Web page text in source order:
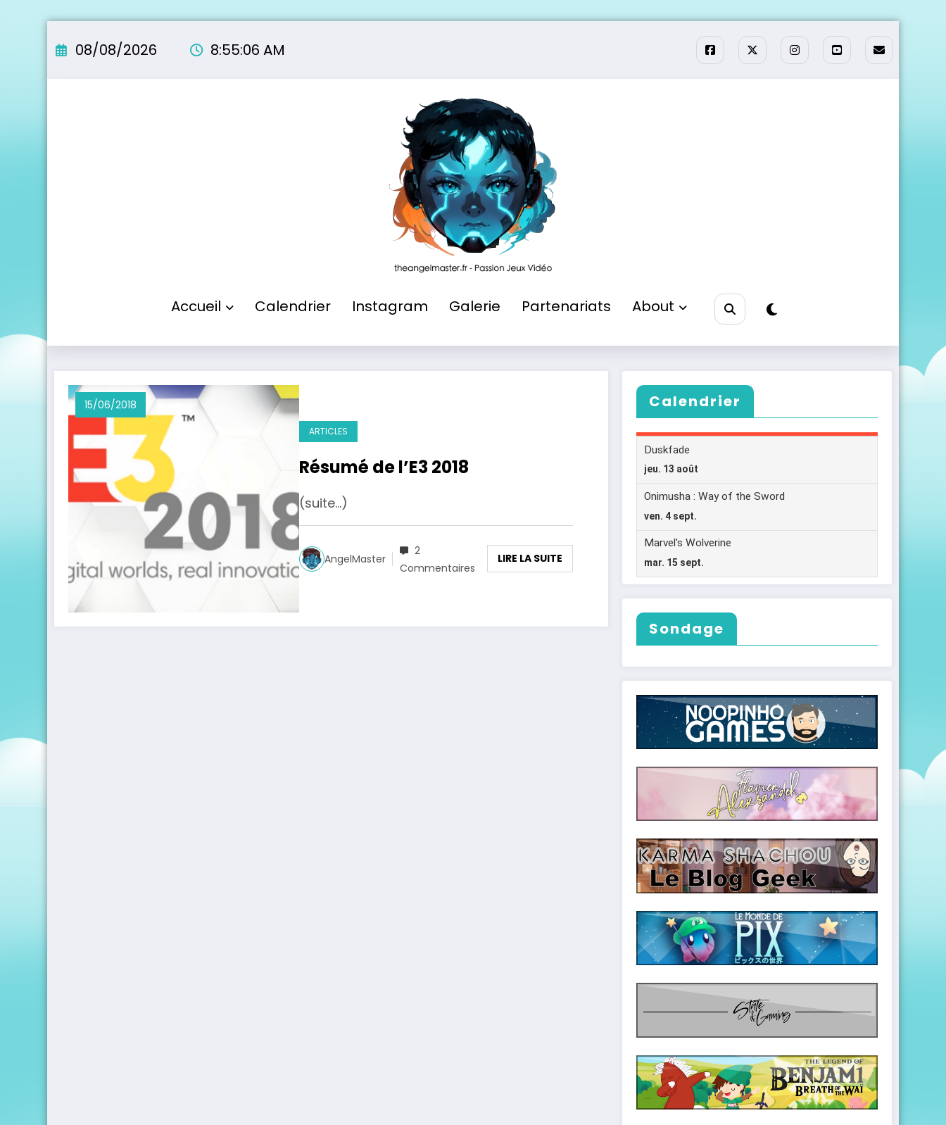
au
08/08/2026 8:55:07 AM
Accueil Calendrier Instagram Galerie Partenariats About
15/06/2018
ARTICLES
Résumé de l’E3 2018
(suite…)
AngelMaster
2
Commentaires
LIRE LA SUITE
Calendrier
Sondage